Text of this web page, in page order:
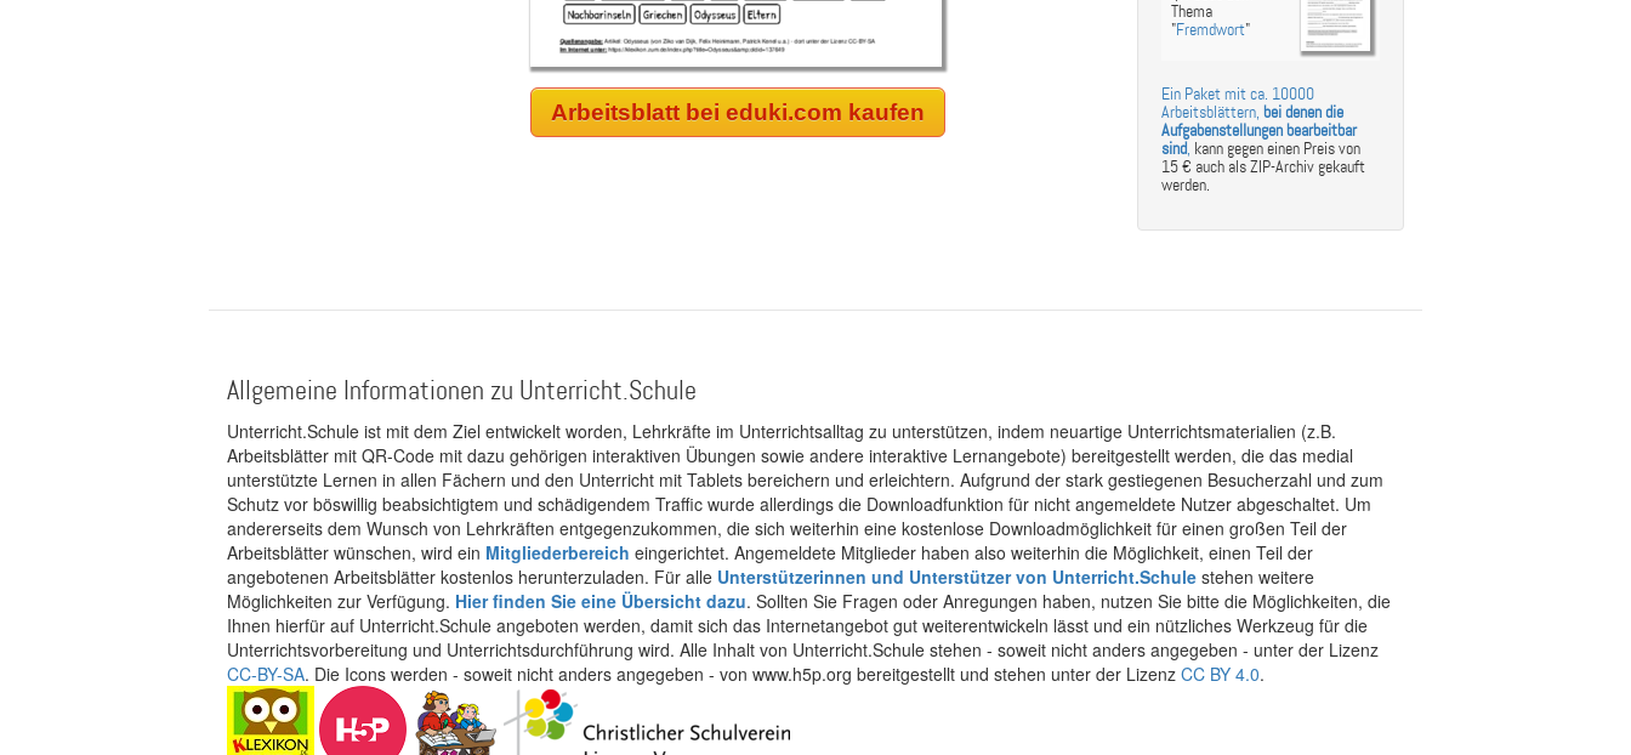
Arbeitsblatt bei eduki.com kaufen
Thema
"Fremdwort"
Ein Paket mit ca. 10000
Arbeitsblättern, bei denen die
Aufgabenstellungen bearbeitbar
sind, kann gegen einen Preis von
15 € auch als ZIP-Archiv gekauft
werden.
Allgemeine Informationen zu Unterricht.Schule
Unterricht.Schule ist mit dem Ziel entwickelt worden, Lehrkräfte im Unterrichtsalltag zu unterstützen, indem neuartige Unterrichtsmaterialien (z.B.
Arbeitsblätter mit QR-Code mit dazu gehörigen interaktiven Übungen sowie andere interaktive Lernangebote) bereitgestellt werden, die das medial
unterstützte Lernen in allen Fächern und den Unterricht mit Tablets bereichern und erleichtern. Aufgrund der stark gestiegenen Besucherzahl und zum
Schutz vor böswillig beabsichtigtem und schädigendem Traffic wurde allerdings die Downloadfunktion für nicht angemeldete Nutzer abgeschaltet. Um
andererseits dem Wunsch von Lehrkräften entgegenzukommen, die sich weiterhin eine kostenlose Downloadmöglichkeit für einen großen Teil der
Arbeitsblätter wünschen, wird ein Mitgliederbereich eingerichtet. Angemeldete Mitglieder haben also weiterhin die Möglichkeit, einen Teil der
angebotenen Arbeitsblätter kostenlos herunterzuladen. Für alle Unterstützerinnen und Unterstützer von Unterricht.Schule stehen weitere
Möglichkeiten zur Verfügung. Hier finden Sie eine Übersicht dazu. Sollten Sie Fragen oder Anregungen haben, nutzen Sie bitte die Möglichkeiten, die
Ihnen hierfür auf Unterricht.Schule angeboten werden, damit sich das Internetangebot gut weiterentwickeln lässt und ein nützliches Werkzeug für die
Unterrichtsvorbereitung und Unterrichtsdurchführung wird. Alle Inhalt von Unterricht.Schule stehen - soweit nicht anders angegeben - unter der Lizenz
CC-BY-SA. Die Icons werden - soweit nicht anders angegeben - von www.h5p.org bereitgestellt und stehen unter der Lizenz CC BY 4.0.